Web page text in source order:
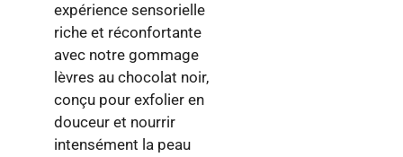
expérience sensorielle
riche et réconfortante
avec notre gommage
lèvres au chocolat noir,
conçu pour exfolier en
douceur et nourrir
intensément la peau